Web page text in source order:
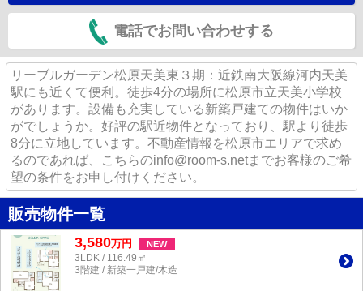
電話でお問い合わせする
リーブルガーデン松原天美東３期：近鉄南大阪線河内天美
駅にも近くて便利。徒歩4分の場所に松原市立天美小学校
があります。設備も充実している新築戸建ての物件はいか
がでしょうか。好評の駅近物件となっており、駅より徒歩
8分に立地しています。不動産情報を松原市エリアで求め
るのであれば、こちらのinfo@room-s.netまでお客様のご希
望の条件をお申し付けください。
販売物件一覧
3,580万円 NEW
3LDK / 116.49㎡
3階建 / 新築一戸建/木造